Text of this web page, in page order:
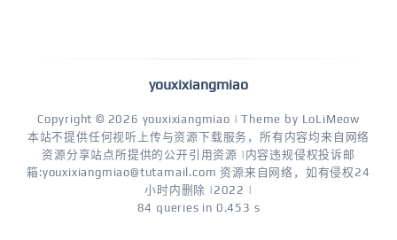
youxixiangmiao
Copyright © 2026 youxixiangmiao | Theme by LoLiMeow
本站不提供任何视听上传与资源下载服务，所有内容均来自网络
资源分享站点所提供的公开引用资源 |内容违规侵权投诉邮
箱:youxixiangmiao@tutamail.com 资源来自网络，如有侵权24
小时内删除 |2022 |
84 queries in 0.453 s